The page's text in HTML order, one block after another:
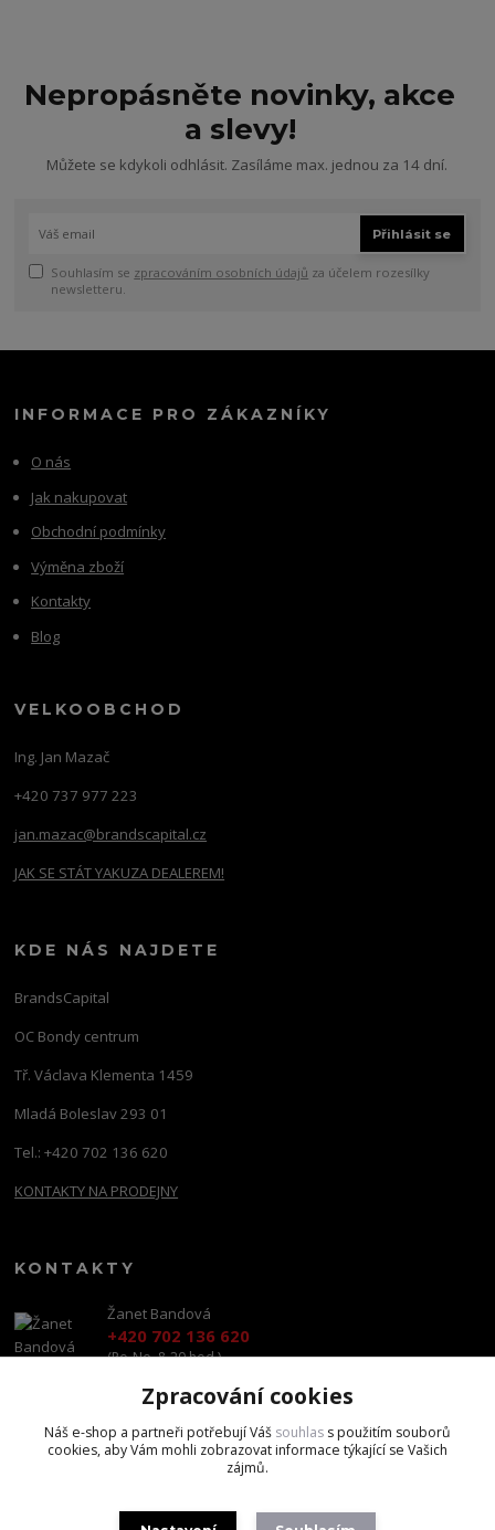
Nepropásněte novinky, akce
a slevy!
Můžete se kdykoli odhlásit. Zasíláme max. jednou za 14 dní.
Přihlásit se
Souhlasím se zpracováním osobních údajů za účelem rozesílky
newsletteru.
INFORMACE PRO ZÁKAZNÍKY
O nás
Jak nakupovat
Obchodní podmínky
Výměna zboží
Kontakty
Blog
VELKOOBCHOD
Ing. Jan Mazač
+420 737 977 223
jan.mazac@brandscapital.cz
JAK SE STÁT YAKUZA DEALEREM!
KDE NÁS NAJDETE
BrandsCapital
OC Bondy centrum
Tř. Václava Klementa 1459
Mladá Boleslav 293 01
Tel.: +420 702 136 620
KONTAKTY NA PRODEJNY
KONTAKTY
Žanet Bandová
+420 702 136 620
(Po-Ne, 8-20 hod.)
shop@brandscapital.cz
Zpracování cookies
Náš e-shop a partneři potřebují Váš souhlas s použitím souborů
cookies, aby Vám mohli zobrazovat informace týkající se Vašich
zájmů.